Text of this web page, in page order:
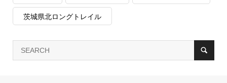
茨城県北ロングトレイル